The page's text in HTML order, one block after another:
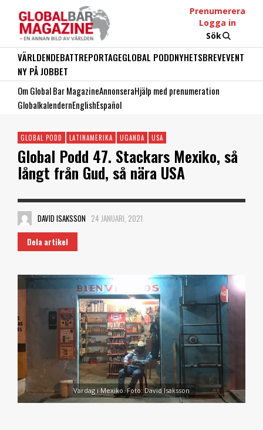
Prenumerera
Logga in
Sök
VÄRLDENDEBATTREPORTAGEGLOBAL PODDNYHETSBREVEVENT
NY PÅ JOBBET
Om Global Bar MagazineAnnonseraHjälp med prenumeration
GlobalkalendernEnglishEspañol
GLOBAL PODD LATINAMERIKA UGANDA USA
Global Podd 47. Stackars Mexiko, så
långt från Gud, så nära USA
DAVID ISAKSSON 24 JANUARI, 2021
Dela artikel
Vardag i Mexiko. Foto: David Isaksson